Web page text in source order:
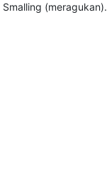
(meragukan).